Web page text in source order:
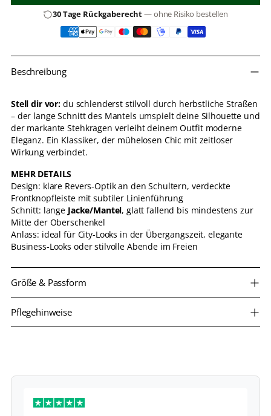
30 Tage Rückgaberecht— ohne Risiko bestellen
in
legen
Beschreibung
Stell dir vor: du schlenderst stilvoll durch herbstliche Straßen
– der lange Schnitt des Mantels umspielt deine Silhouette und
der markante Stehkragen verleiht deinem Outfit moderne
Eleganz. Ein Klassiker, der mühelosen Chic mit zeitloser
Wirkung verbindet.
MEHR DETAILS
Design: klare Revers-Optik an den Schultern, verdeckte
Frontknopfleiste mit subtiler Linienführung
Schnitt: lange Jacke/Mantel, glatt fallend bis mindestens zur
Mitte der Oberschenkel
Anlass: ideal für City-Looks in der Übergangszeit, elegante
Business-Looks oder stilvolle Abende im Freien
Größe & Passform
Pflegehinweise